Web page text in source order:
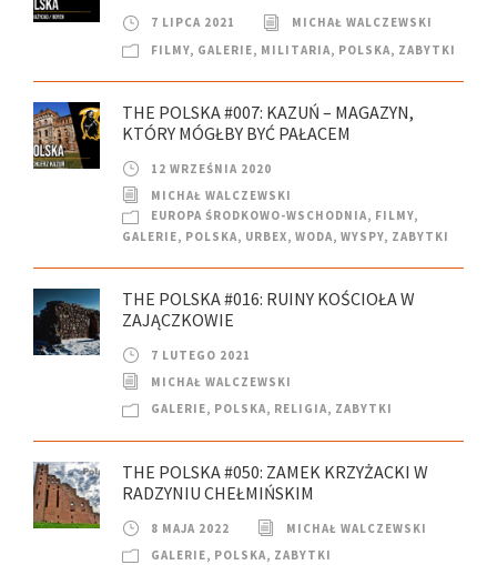
7 LIPCA 2021
MICHAŁ WALCZEWSKI
FILMY, GALERIE, MILITARIA, POLSKA, ZABYTKI
THE POLSKA #007: KAZUŃ – MAGAZYN,
KTÓRY MÓGŁBY BYĆ PAŁACEM
12 WRZEŚNIA 2020
MICHAŁ WALCZEWSKI
EUROPA ŚRODKOWO-WSCHODNIA, FILMY,
GALERIE, POLSKA, URBEX, WODA, WYSPY, ZABYTKI
THE POLSKA #016: RUINY KOŚCIOŁA W
ZAJĄCZKOWIE
7 LUTEGO 2021
MICHAŁ WALCZEWSKI
GALERIE, POLSKA, RELIGIA, ZABYTKI
THE POLSKA #050: ZAMEK KRZYŻACKI W
RADZYNIU CHEŁMIŃSKIM
8 MAJA 2022
MICHAŁ WALCZEWSKI
GALERIE, POLSKA, ZABYTKI